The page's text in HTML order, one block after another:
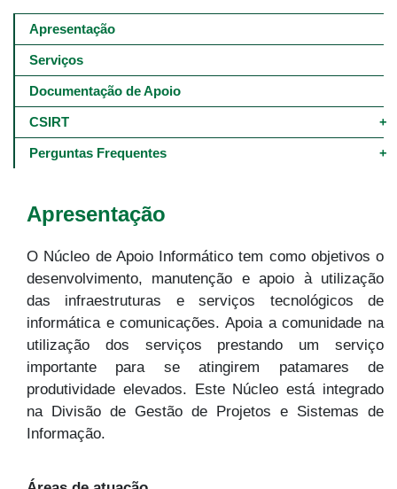
Apresentação
O Núcleo de Apoio Informático tem como objetivos o
desenvolvimento, manutenção e apoio à utilização
das infraestruturas e serviços tecnológicos de
informática e comunicações. Apoia a comunidade na
utilização dos serviços prestando um serviço
importante para se atingirem patamares de
produtividade elevados. Este Núcleo está integrado
na Divisão de Gestão de Projetos e Sistemas de
Informação.
Main
navigation
níveis
Apresentação
Serviços
Documentação de Apoio
CSIRT
Perguntas Frequentes